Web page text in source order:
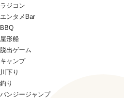
ラジコン
エンタメBar
BBQ
屋形船
脱出ゲーム
キャンプ
川下り
釣り
バンジージャンプ